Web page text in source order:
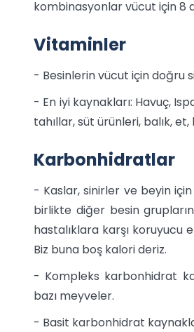
kombinasyonlar vücut için 8
Vitaminler
- Besinlerin vücut için doğru
- En iyi kaynakları: Havuç,
tahıllar, süt ürünleri, balık,
Karbonhidratlar
- Kaslar, sinirler ve beyin
birlikte diğer besin
hastalıklara karşı koruyucu
Biz buna boş kalori deriz.
- Kompleks karbonhidrat
bazı meyveler.
- Basit karbonhidrat